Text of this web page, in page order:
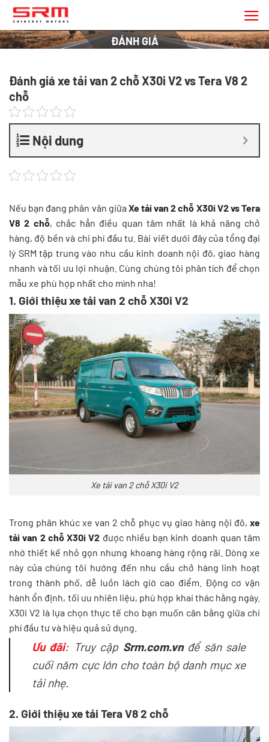
Chuyển
đến
nội
dung
ĐÁNH GIÁ
Đánh giá xe tải van 2 chỗ X30i V2 vs Tera V8 2
chỗ
Nội dung
Nếu bạn đang phân vân giữa Xe tải van 2 chỗ X30i V2 vs Tera
V8 2 chỗ, chắc hẳn điều quan tâm nhất là khả năng chở
hàng, độ bền và chi phí đầu tư. Bài viết dưới đây của tổng đại
lý SRM tập trung vào nhu cầu kinh doanh nội đô, giao hàng
nhanh và tối ưu lợi nhuận. Cùng chúng tôi phân tích để chọn
mẫu xe phù hợp nhất cho mình nha!
1. Giới thiệu xe tải van 2 chỗ X30i V2
Xe tải van 2 chỗ X30i V2
Trong phân khúc xe van 2 chỗ phục vụ giao hàng nội đô, xe
tải van 2 chỗ X30i V2 được nhiều bạn kinh doanh quan tâm
nhờ thiết kế nhỏ gọn nhưng khoang hàng rộng rãi. Dòng xe
này của chúng tôi hướng đến nhu cầu chở hàng linh hoạt
trong thành phố, dễ luồn lách giờ cao điểm. Động cơ vận
hành ổn định, tối ưu nhiên liệu, phù hợp khai thác hằng ngày.
X30i V2 là lựa chọn thực tế cho bạn muốn cân bằng giữa chi
phí đầu tư và hiệu quả sử dụng.
Ưu đãi: Truy cập Srm.com.vnđể săn sale
cuối năm cực lớn cho toàn bộ danh mục xe
tải nhẹ.
2. Giới thiệu xe tải Tera V8 2 chỗ